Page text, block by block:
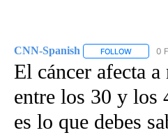
CNN-Spanish FOLLOW 0
El cáncer afecta a
entre los 30 y los
es lo que debes